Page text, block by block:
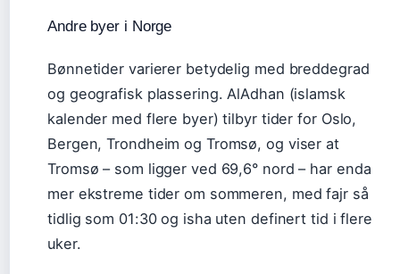
Andre byer i Norge
Bønnetider varierer betydelig med breddegrad
og geografisk plassering. AlAdhan (islamsk
kalender med flere byer) tilbyr tider for Oslo,
Bergen, Trondheim og Tromsø, og viser at
Tromsø – som ligger ved 69,6° nord – har enda
mer ekstreme tider om sommeren, med fajr så
tidlig som 01:30 og isha uten definert tid i flere
uker.